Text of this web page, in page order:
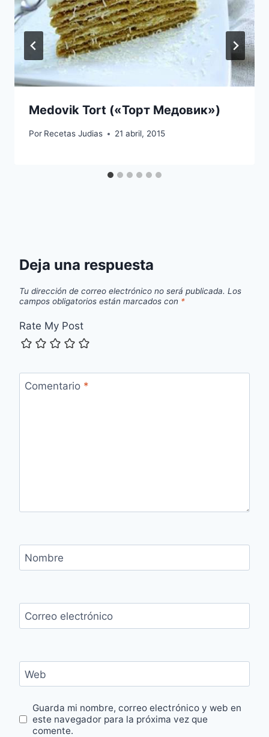
Medovik Tort («Торт Медовик»)
Por Recetas Judias 21 abril, 2015
Deja una respuesta
Tu dirección de correo electrónico no será publicada. Los
campos obligatorios están marcados con *
Rate My Post
Comentario *
Nombre
Correo electrónico
Web
Guarda mi nombre, correo electrónico y web en
este navegador para la próxima vez que
comente.